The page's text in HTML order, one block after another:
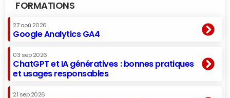
FORMATIONS
27 aoû 2026
Google Analytics GA4
03 sep 2026
ChatGPT et IA génératives : bonnes pratiques
et usages responsables
21 sep 2026